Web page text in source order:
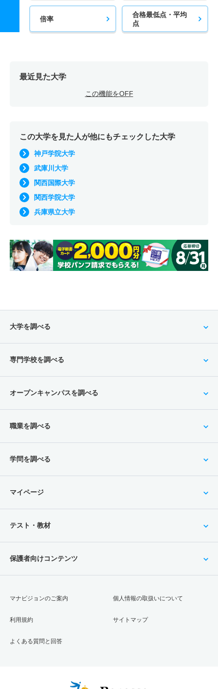
倍率
合格最低点・平均
点
最近見た大学
この機能をOFF
この大学を見た人が他にもチェックした大学
神戸学院大学
武庫川大学
関西国際大学
関西学院大学
兵庫県立大学
大学を調べる
専門学校を調べる
オープンキャンパスを調べる
職業を調べる
学問を調べる
マイページ
テスト・教材
保護者向けコンテンツ
マナビジョンのご案内
利用規約
よくある質問と回答
個人情報の取扱いについて
サイトマップ